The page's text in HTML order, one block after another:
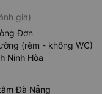
giá)
Đơn
(rèm - không WC)
Ninh Hòa
Đà Nẵng